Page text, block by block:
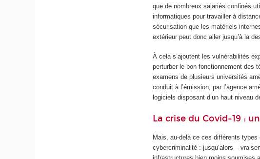
que de nombreux salariés confinés
informatiques pour travailler à
sécurisation que les matériels
extérieur peut donc aller jusqu’à la
À cela s’ajoutent les vulnérabilités
perturber le bon fonctionnement des
examens de plusieurs universités
conduit à l’émission, par l’agence
logiciels disposant d’un haut niveau
La crise du Covid-19 :
Mais, au-delà ce ces différents types
cybercriminalité : jusqu’alors –